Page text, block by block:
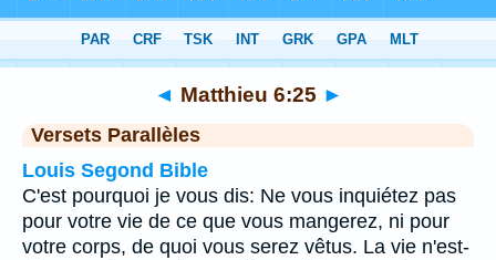
Chapitre 6 > Verset 25
◄ Matthieu 6:25 ►
Versets Parallèles
Louis Segond Bible
C'est pourquoi je vous dis: Ne vous inquiétez pas
pour votre vie de ce que vous mangerez, ni pour
votre corps, de quoi vous serez vêtus. La vie n'est-